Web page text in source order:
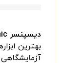
دیسپنسر Brand Dispensette S Organic
بهترین